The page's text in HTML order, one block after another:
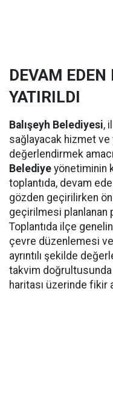
DEVAM EDEN
YATIRILDI
Balışeyh Belediyesi,
sağlayacak hizmet ve
değerlendirmek
Belediye yönetiminin
toplantıda, devam
gözden geçirilirken
geçirilmesi planlanan
Toplantıda ilçe
çevre düzenlemesi
ayrıntılı şekilde
takvim
haritası üzerinde fikir